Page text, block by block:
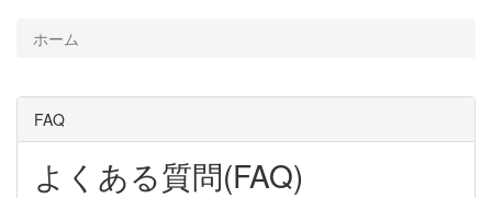
ホーム
FAQ
よくある質問(FAQ)